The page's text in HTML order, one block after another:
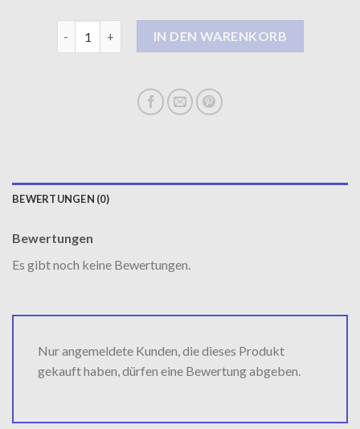
damen steppmantel lang Menge
IN DEN WARENKORB
BEWERTUNGEN (0)
Bewertungen
Es gibt noch keine Bewertungen.
Nur angemeldete Kunden, die dieses Produkt
gekauft haben, dürfen eine Bewertung abgeben.